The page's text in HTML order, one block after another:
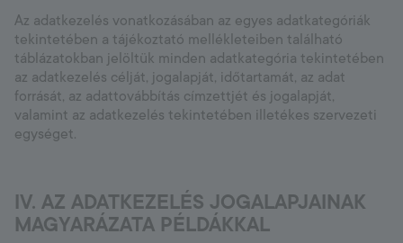
Az adatkezelés vonatkozásában az egyes adatkategóriák
tekintetében a tájékoztató mellékleteiben található
táblázatokban jelöltük minden adatkategória tekintetében
az adatkezelés célját, jogalapját, időtartamát, az adat
forrását, az adattovábbítás címzettjét és jogalapját,
valamint az adatkezelés tekintetében illetékes szervezeti
egységet.
IV. AZ ADATKEZELÉS JOGALAPJAINAK
MAGYARÁZATA PÉLDÁKKAL